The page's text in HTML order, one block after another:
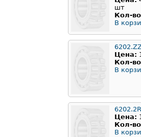
шт
Кол-
В
Цена:
Кол-
В
Цена:
Кол-
В